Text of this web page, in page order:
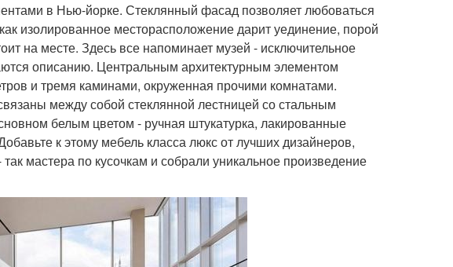
в Нью-йорке. Стеклянный фасад позволяет любоваться
изолированное месторасположение дарит уединение, порой
на месте. Здесь все напоминает музей - исключительное
описанию. Центральным архитектурным элементом
и тремя каминами, окруженная прочими комнатами.
между собой стеклянной лестницей со стальным
белым цветом - ручная штукатурка, лакированные
к этому мебель класса люкс от лучших дизайнеров,
мастера по кусочкам и собрали уникальное произведение